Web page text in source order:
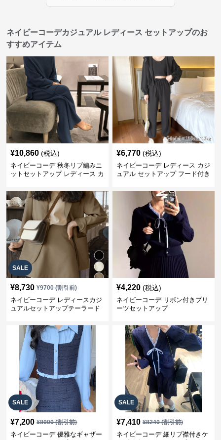
ネイビーコーデカジュアル レディース セットアップのお
すすめアイテム
¥10,860 (税込)
ネイビーコーデ 秋冬リブ編みニ
ットセットアップ レディース カ
¥6,770 (税込)
ネイビーコーデ レディース カジ
ュアル セットアップ フード付き
SALE
¥8,730 ¥9700(割引前)
ネイビーコーデ レディースカジ
ュアルセットアップテーラード
¥4,220 (税込)
ネイビーコーデ リボン付きプリ
ーツセットアップ
SALE
¥7,200 ¥8000(割引前)
ネイビーコーデ 優雅なギャザー
SALE
¥7,410 ¥8240(割引前)
ネイビーコーデ 細リブ襟付きケ